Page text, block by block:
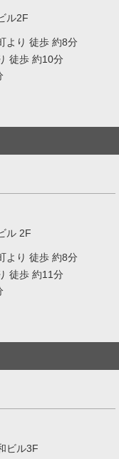
ル2F
より 徒歩 約8分
徒歩 約10分
ル 2F
より 徒歩 約8分
徒歩 約11分
ビル3F